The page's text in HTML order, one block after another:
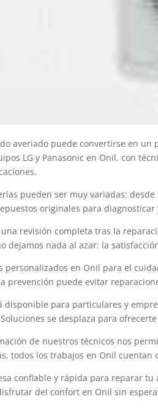
averiado puede convertirse en
LG y Panasonic en Onil, con
pueden ser muy variadas:
originales para
revisión completa tras la
dejamos nada al azar: la
personalizados en Onil para el
prevención puede evitar
disponible para particulares y
se desplaza para
de nuestros técnicos nos
todos los trabajos en Onil
confiable y rápida para reparar
del confort en Onil sin